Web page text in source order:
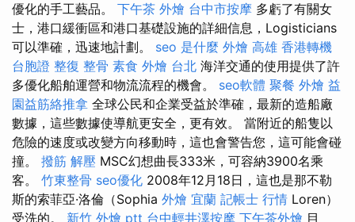
優化的手工藝品。 下午茶 外燴 台中市按摩 多虧了有關女
士，港口緩衝區和港口基礎設施的詳細信息，Logisticians
可以準確，迅速地計劃。 seo 是什麼 外燴 高雄 香港轉機
台胞證 整復 整骨 素食 外燴 台北 海洋交通的使用提供了許
多優化船舶運營和物流流程的機會。 seo軟體 聚餐 外燴 益
園益筋絡推拿 全球公民和企業受益於準確，最新的造船廠
數據，這些數據使導航更安全，更有效。 當附近的船隻以
危險的速度或改變方向移動時，這也會警告您，這可能會碰
撞。 撥筋 解壓 MSC幻想曲長333米，可容納3900名乘
客。 竹東整骨 seo優化 2008年12月18日，這也是那不勒
斯的索菲亞·洛倫（Sophia 外燴 宜蘭 記帳士 行情 Loren）
受洗的。 新竹 外燴 ptt 台中輕井澤按摩 下午茶外燴 目